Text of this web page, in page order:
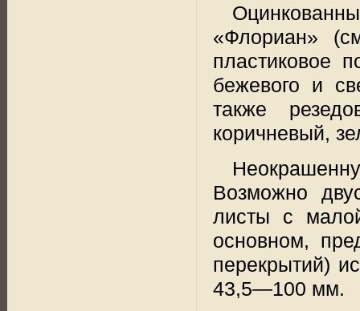
«Флориан»
пластиковое
бежевого и
также
коричневый,
Возможно
листы с
основном,
перекрытий)
43,5—100 мм.